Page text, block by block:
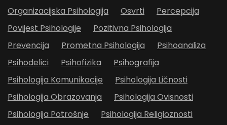
Organizacijska Psihologija
Osvrti
Percepcija
Povijest Psihologije
Pozitivna Psihologija
Prevencija
Prometna Psihologija
Psihoanaliza
Psihodelici
Psihofizika
Psihografija
Psihologija Komunikacije
Psihologija Ličnosti
Psihologija Obrazovanja
Psihologija Ovisnosti
Psihologija Potrošnje
Psihologija Religioznosti